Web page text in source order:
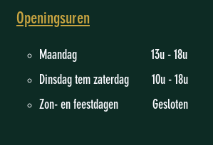
Openingsuren
Maandag 13u - 18u
Dinsdag tem zaterdag 10u - 18u
Zon- en feestdagen Gesloten